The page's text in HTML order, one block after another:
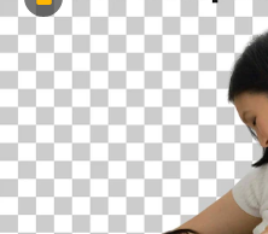
Premium